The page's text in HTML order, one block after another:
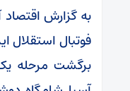
به گزارش اقتصاد
فوتبال استقلال
برگشت مرحله